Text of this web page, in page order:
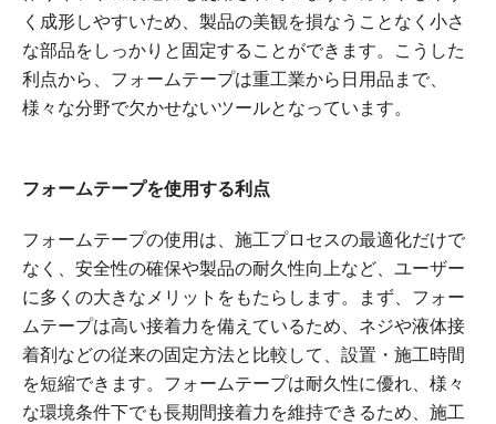
く成形しやすいため、製品の美観を損なうことなく小さ
な部品をしっかりと固定することができます。こうした
利点から、フォームテープは重工業から日用品まで、
様々な分野で欠かせないツールとなっています。
フォームテープを使用する利点
フォームテープの使用は、施工プロセスの最適化だけで
なく、安全性の確保や製品の耐久性向上など、ユーザー
に多くの大きなメリットをもたらします。まず、フォー
ムテープは高い接着力を備えているため、ネジや液体接
着剤などの従来の固定方法と比較して、設置・施工時間
を短縮できます。フォームテープは耐久性に優れ、様々
な環境条件下でも長期間接着力を維持できるため、施工